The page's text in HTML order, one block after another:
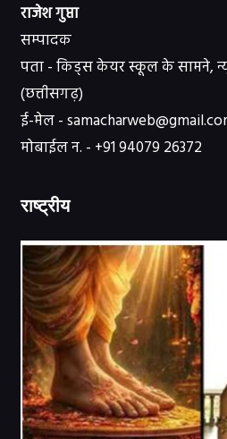
राजेश गुप्ता
सम्पादक
पता - किड्स केयर स्कूल के सामने, न्यू
(छत्तीसगढ़)
ई-मेल -
मोबाईल न. - +91 94079 26372
राष्ट्रीय